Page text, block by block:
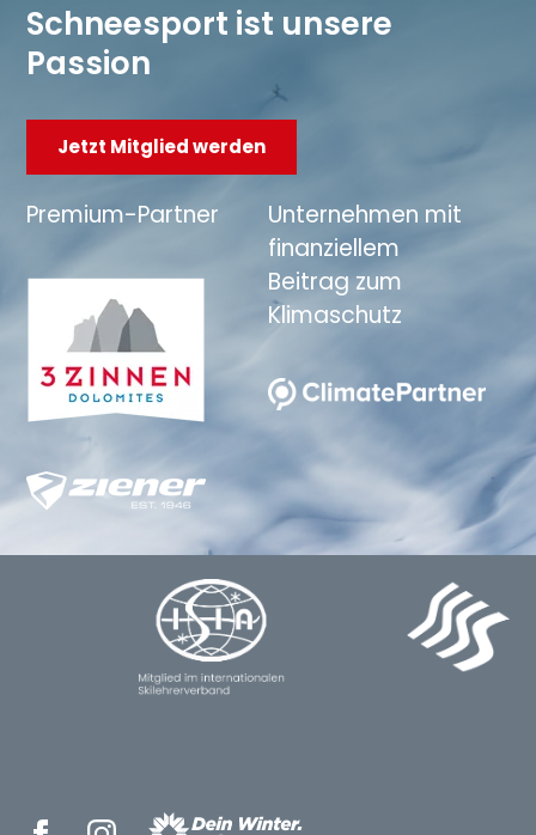
Schneesport ist unsere
Passion
Jetzt Mitglied werden
Premium-Partner
Unternehmen mit
finanziellem
Beitrag zum
Klimaschutz